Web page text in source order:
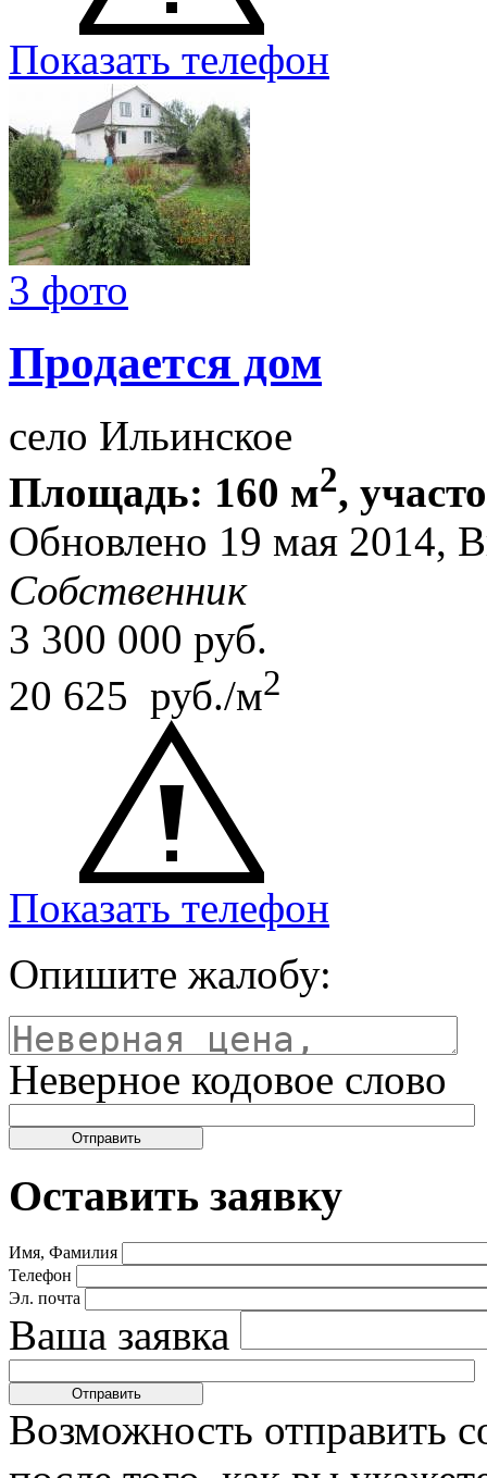
Показать телефон
3 фото
Продается дом
село Ильинское
Площадь: 160 м2,
Обновлено 19 мая 2014,
Собственник
3 300 000 руб.
20 625 руб./м2
Показать телефон
Опишите жалобу:
Неверное кодовое слово
Оставить заявку
Имя, Фамилия
Телефон
Эл. почта
Ваша заявка
Возможность отправить